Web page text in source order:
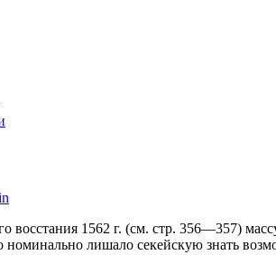
восстания 1562 г. (см. стр. 356—357)
номинально лишало секейскую знать